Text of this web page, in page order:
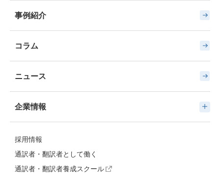
事例紹介
コラム
ニュース
企業情報
採用情報
通訳者・翻訳者として働く
通訳者・翻訳者養成スクール